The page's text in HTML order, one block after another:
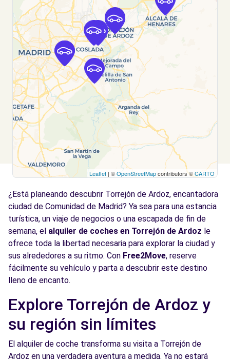
AVDA. SAN PABLO, 53
Coslada, 28820
Ver agencia
Free2Move Rent - ALCALA 534 - Coslada
(P)
Avenida de José Garate
Coslada, ES-M, 28823
Ver agencia
Free2Move Rent - AUTOMOCION ALCALA,
11.1
VÍA COMPLUTENSE, 113
Alcalá de Henares, 28805
Ver agencia
Free2Move Rent - AUTOMOVILES
MOSANCAR, S.A. - Rivas-VaciaMadrid (C)
13.0
CALLE POLEA 14-16. P.I. SANTA ANA
Rivas-VaciaMadrid, ES-MD, 28522
Ver agencia
Leaflet | ©OpenStreetMapcontributors ©CARTO
¿Está planeando descubrir Torrejón de Ardoz, encantadora
ciudad de Comunidad de Madrid? Ya sea para una estancia
turística, un viaje de negocios o una escapada de fin de
semana, el alquiler de coches en Torrejón de Ardoz le
ofrece toda la libertad necesaria para explorar la ciudad y
sus alrededores a su ritmo. Con Free2Move, reserve
fácilmente su vehículo y parta a descubrir este destino
lleno de encanto.
Explore Torrejón de Ardoz y
su región sin límites
El alquiler de coche transforma su visita a Torrejón de
Ardoz en una verdadera aventura a medida. Ya no estará